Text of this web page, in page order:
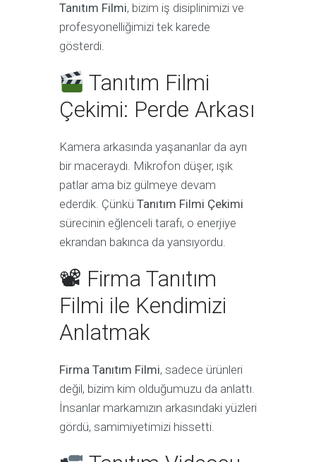
Tanıtım Filmi, bizim iş disiplinimizi ve
profesyonelliğimizi tek karede
gösterdi.
Tanıtım Filmi
Çekimi: Perde Arkası
Kamera arkasında yaşananlar da ayrı
bir maceraydı. Mikrofon düşer, ışık
patlar ama biz gülmeye devam
ederdik. Çünkü Tanıtım Filmi Çekimi
sürecinin eğlenceli tarafı, o enerjiye
ekrandan bakınca da yansıyordu.
📽 Firma Tanıtım
Filmi ile Kendimizi
Anlatmak
Firma Tanıtım Filmi, sadece ürünleri
değil, bizim kim olduğumuzu da anlattı.
İnsanlar markamızın arkasındaki yüzleri
gördü, samimiyetimizi hissetti.